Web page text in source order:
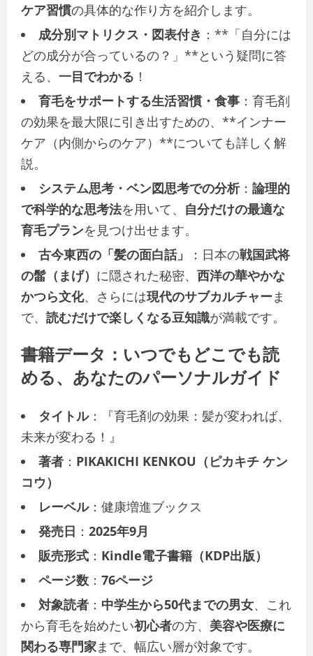
ケア習慣の具体的な作り方を紹介します。
成分別マトリクス・図表付き ：**「自分には
どの成分が合っているの？」**という疑問に答
える、 一目でわかる ！
育毛をサポートする生活習慣・食事 ：育毛剤
の効果を最大限に引き出すための、**インナー
ケア（内側からのケア）**についても詳しく解
説。
システム思考・ベン図思考での分析： 論理的
で科学的な思考法を用いて、 自分だけの最適な
育毛プランを見つけ出せます。
古今東西の「髪の面白話」
：日本の戦国武将
の髷（まげ） に隠された秘密、 西洋の華やかな
かつら文化、さらには現代のサブカルチャーま
で、 読むだけで楽しくなる豆知識が満載です。
書籍データ：いつでもどこでも読
める、あなたのパーソナルガイド
タイトル：『育毛剤の効果：髪が変われば、
未来が変わる！』
著者 ： PIKAKICHI KENKOU（ピカキチ ケン
コウ）
レーベル：健康増進ブックス
発売日 ： 2025年9月
販売形式 ： Kindle電子書籍（KDP出版）
ページ数 ： 76ページ
対象読者 ： 中学生から50代までの男女、これ
から育毛を始めたい初心者の方、 美容や医療に
関わる専門家まで、幅広い層が対象です。